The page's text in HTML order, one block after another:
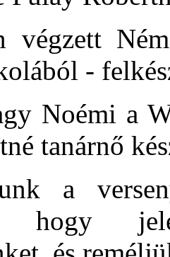
-
Noémi a
tanárnő
a
hogy